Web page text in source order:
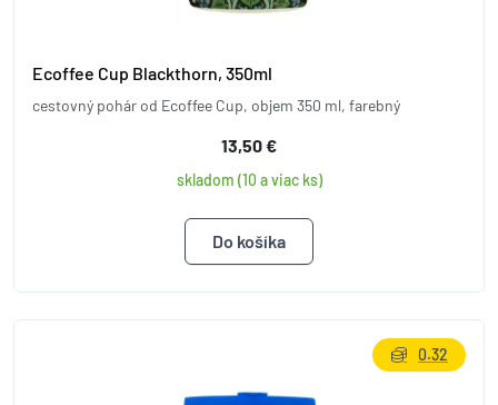
Ecoffee Cup Blackthorn, 350ml
cestovný pohár od Ecoffee Cup, objem 350 ml, farebný
13,50 €
skladom (10 a viac ks)
0.32